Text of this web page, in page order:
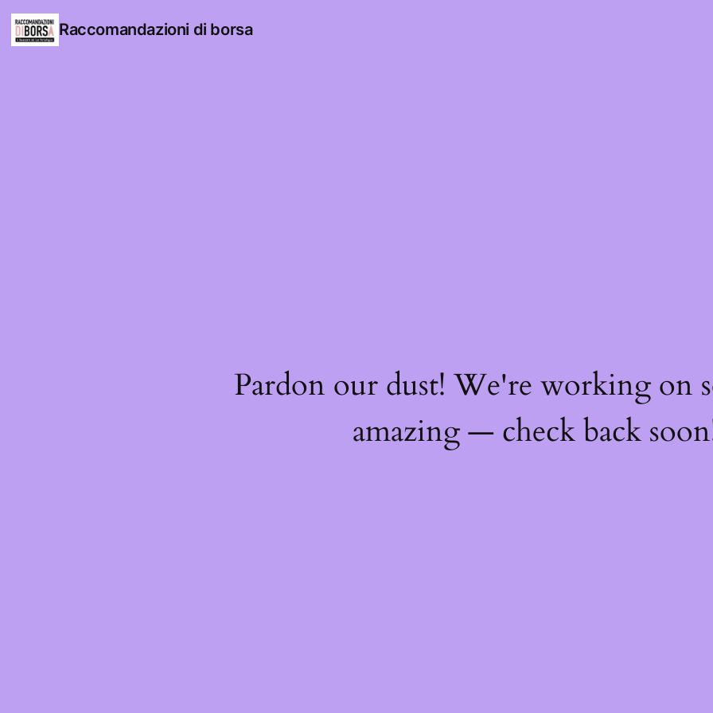
Raccomandazioni di borsa
Pardon our dust! We're working on
amazing — check back